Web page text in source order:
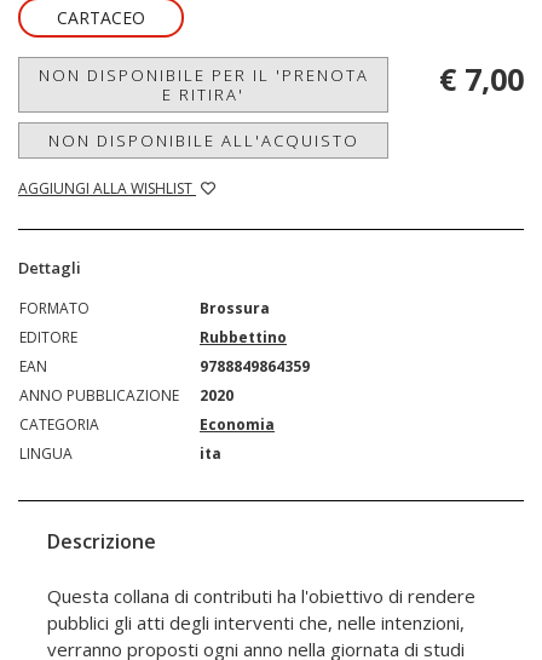
CARTACEO
NON DISPONIBILE PER IL 'PRENOTA
E RITIRA'
NON DISPONIBILE ALL'ACQUISTO
AGGIUNGI ALLA WISHLIST
€ 7,00
Dettagli
FORMATO
Brossura
EDITORE
Rubbettino
EAN
9788849864359
ANNO PUBBLICAZIONE
2020
CATEGORIA
Economia
LINGUA
ita
Descrizione
Questa collana di contributi ha l'obiettivo di rendere
pubblici gli atti degli interventi che, nelle intenzioni,
verranno proposti ogni anno nella giornata di studi